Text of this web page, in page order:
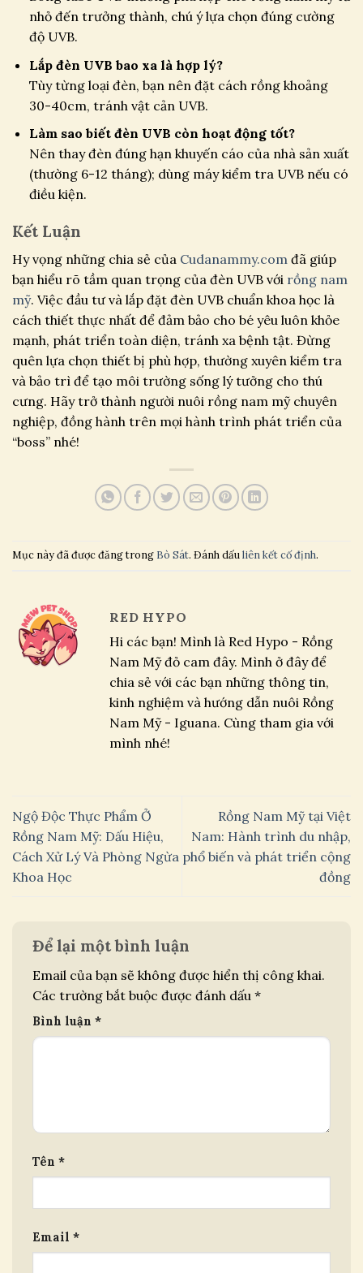
nhỏ đến trưởng thành, chú ý lựa chọn đúng cường
độ UVB.
Lắp đèn UVB bao xa là hợp lý?
Tùy từng loại đèn, bạn nên đặt cách rồng khoảng
30-40cm, tránh vật cản UVB.
Làm sao biết đèn UVB còn hoạt động tốt?
Nên thay đèn đúng hạn khuyến cáo của nhà sản xuất
(thường 6-12 tháng); dùng máy kiểm tra UVB nếu có
điều kiện.
Kết Luận
Hy vọng những chia sẻ của Cudanammy.com đã giúp
bạn hiểu rõ tầm quan trọng của đèn UVB với rồng nam
mỹ. Việc đầu tư và lắp đặt đèn UVB chuẩn khoa học là
cách thiết thực nhất để đảm bảo cho bé yêu luôn khỏe
mạnh, phát triển toàn diện, tránh xa bệnh tật. Đừng
quên lựa chọn thiết bị phù hợp, thường xuyên kiểm tra
và bảo trì để tạo môi trường sống lý tưởng cho thú
cưng. Hãy trở thành người nuôi rồng nam mỹ chuyên
nghiệp, đồng hành trên mọi hành trình phát triển của
“boss” nhé!
Mục này đã được đăng trong Bò Sát. Đánh dấuliên kết cố định.
RED HYPO
Hi các bạn! Mình là Red Hypo - Rồng
Nam Mỹ đỏ cam đây. Mình ở đây để
chia sẻ với các bạn những thông tin,
kinh nghiệm và hướng dẫn nuôi Rồng
Nam Mỹ - Iguana. Cùng tham gia với
mình nhé!
Ngộ Độc Thực Phẩm Ở
Rồng Nam Mỹ: Dấu Hiệu,
Cách Xử Lý Và Phòng Ngừa
Khoa Học
Rồng Nam Mỹ tại Việt
Nam: Hành trình du nhập,
phổ biến và phát triển cộng
đồng
Để lại một bình luận
Email của bạn sẽ không được hiển thị công khai.
Các trường bắt buộc được đánh dấu *
Bình luận *
Tên *
Email *